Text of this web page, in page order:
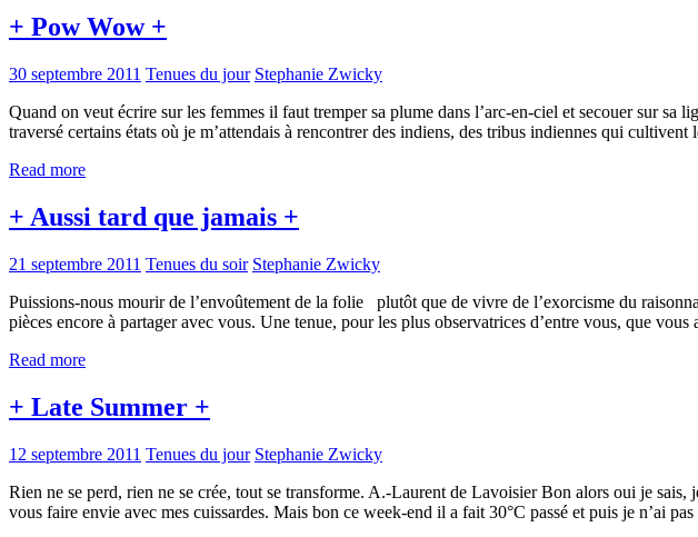
+ Pow Wow +
30 septembre 2011 Tenues du jour Stephanie Zwicky
Quand on veut écrire sur les femmes il faut tremper sa plume dans l’arc-en-ciel et secouer sur
traversé certains états où je m’attendais à rencontrer des indiens, des tribus indiennes qui
Read more
+ Aussi tard que jamais +
21 septembre 2011 Tenues du soir Stephanie Zwicky
Puissions-nous mourir de l’envoûtement de la folie plutôt que de vivre de l’exorcisme du
pièces encore à partager avec vous. Une tenue, pour les plus observatrices d’entre vous, que
Read more
+ Late Summer +
12 septembre 2011 Tenues du jour Stephanie Zwicky
Rien ne se perd, rien ne se crée, tout se transforme. A.-Laurent de Lavoisier Bon alors oui je
vous faire envie avec mes cuissardes. Mais bon ce week-end il a fait 30°C passé et puis je n’ai